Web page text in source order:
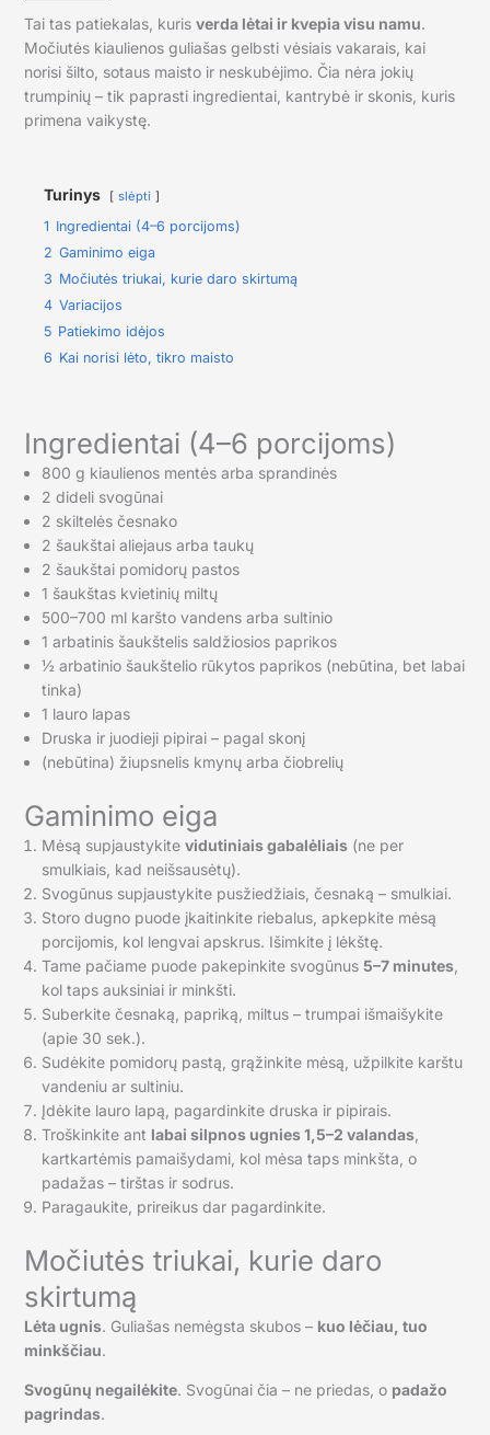
Tai tas patiekalas, kuris verda lėtai ir kvepia visu namu.
Močiutės kiaulienos guliašas gelbsti vėsiais vakarais, kai
norisi šilto, sotaus maisto ir neskubėjimo. Čia nėra jokių
trumpinių – tik paprasti ingredientai, kantrybė ir skonis, kuris
primena vaikystę.
Turinys slėpti
1 Ingredientai (4–6 porcijoms)
2 Gaminimo eiga
3 Močiutės triukai, kurie daro skirtumą
4 Variacijos
5 Patiekimo idėjos
6 Kai norisi lėto, tikro maisto
Ingredientai (4–6 porcijoms)
800 g kiaulienos mentės arba sprandinės
2 dideli svogūnai
2 skiltelės česnako
2 šaukštai aliejaus arba taukų
2 šaukštai pomidorų pastos
1 šaukštas kvietinių miltų
500–700 ml karšto vandens arba sultinio
1 arbatinis šaukštelis saldžiosios paprikos
½ arbatinio šaukštelio rūkytos paprikos (nebūtina, bet labai
tinka)
1 lauro lapas
Druska ir juodieji pipirai – pagal skonį
(nebūtina) žiupsnelis kmynų arba čiobrelių
Gaminimo eiga
Mėsą supjaustykite vidutiniais gabalėliais(ne per
smulkiais, kad neišsausėtų).
Svogūnus supjaustykite pusžiedžiais, česnaką – smulkiai.
Storo dugno puode įkaitinkite riebalus, apkepkite mėsą
porcijomis, kol lengvai apskrus. Išimkite į lėkštę.
Tame pačiame puode pakepinkite svogūnus 5–7 minutes,
kol taps auksiniai ir minkšti.
Suberkite česnaką, papriką, miltus – trumpai išmaišykite
(apie 30 sek.).
Sudėkite pomidorų pastą, grąžinkite mėsą, užpilkite karštu
vandeniu ar sultiniu.
Įdėkite lauro lapą, pagardinkite druska ir pipirais.
Troškinkite ant labai silpnos ugnies 1,5–2 valandas,
kartkartėmis pamaišydami, kol mėsa taps minkšta, o
padažas – tirštas ir sodrus.
Paragaukite, prireikus dar pagardinkite.
Močiutės triukai, kurie daro
skirtumą
Lėta ugnis. Guliašas nemėgsta skubos – kuo lėčiau, tuo
minkščiau.
Svogūnų negailėkite. Svogūnai čia – ne priedas, o padažo
pagrindas.